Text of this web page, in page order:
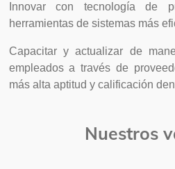
Innovar con tecnología de
herramientas de sistemas más
Capacitar y actualizar de
empleados a través de
más alta aptitud y calificación
Nuestros